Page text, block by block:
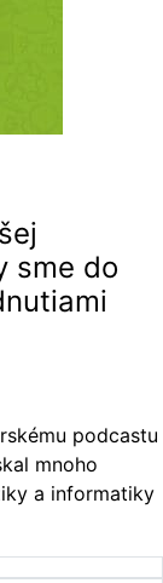
sme do
podcastu
mnoho
a informatiky